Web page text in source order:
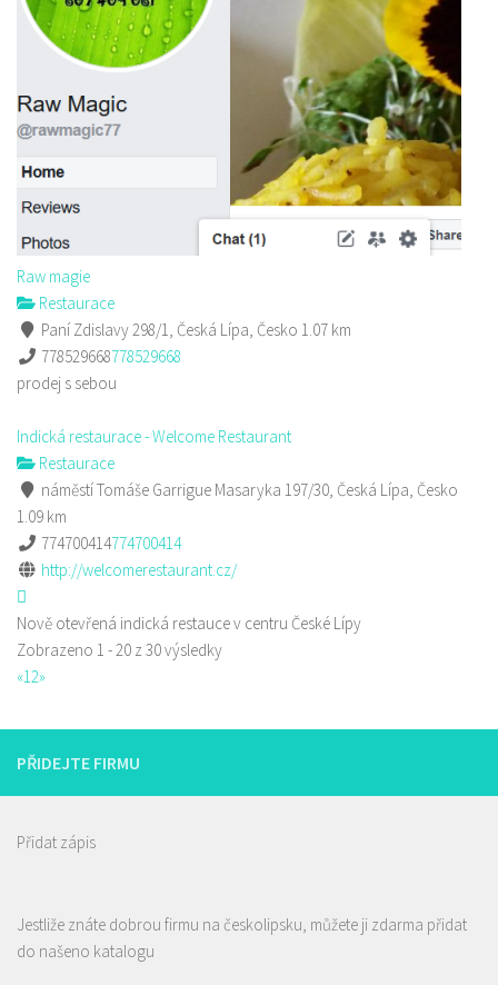
Raw magie
Restaurace
Paní Zdislavy 298/1, Česká Lípa, Česko 1.07 km
778529668778529668
prodej s sebou
Indická restaurace - Welcome Restaurant
Restaurace
náměstí Tomáše Garrigue Masaryka 197/30, Česká Lípa, Česko
1.09 km
774700414774700414
http://welcomerestaurant.cz/
Nově otevřená indická restauce v centru České Lípy
Zobrazeno 1 - 20 z 30 výsledky
«12»
PŘIDEJTE FIRMU
Přidat zápis
Jestliže znáte dobrou firmu na českolipsku, můžete ji zdarma přidat
do našeno katalogu